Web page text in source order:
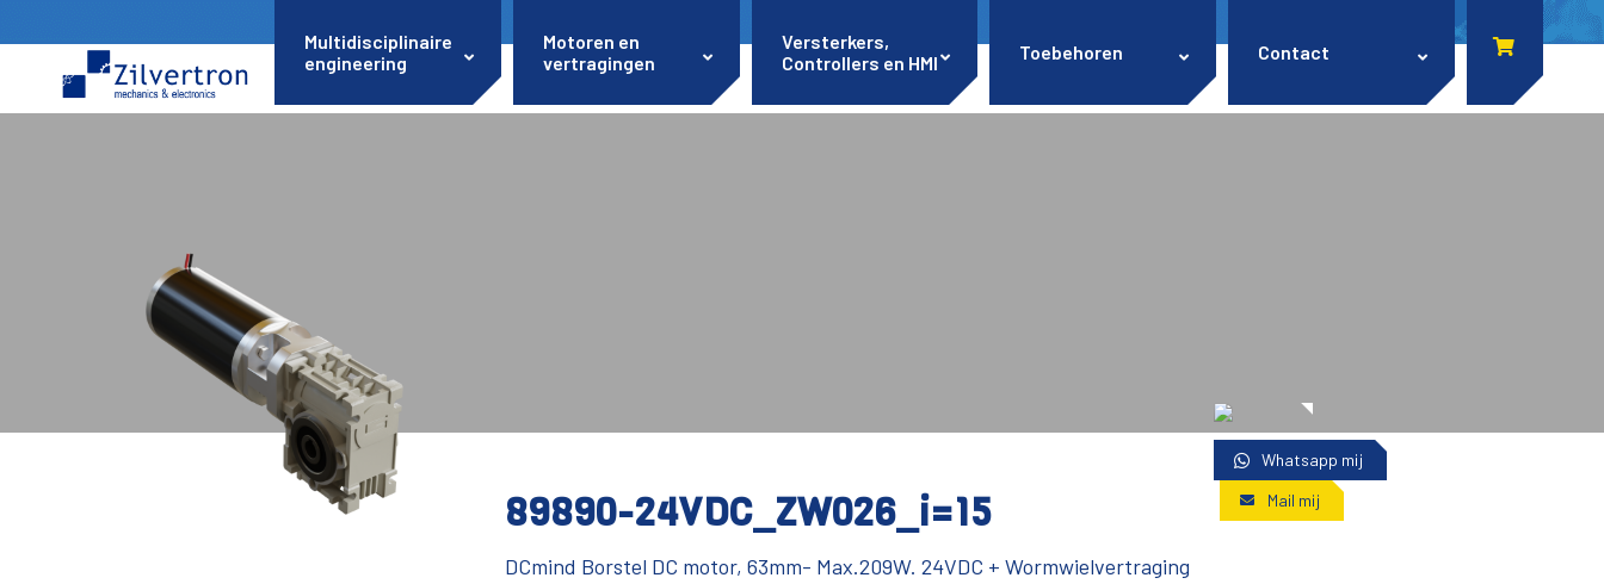
Multidisciplinaire
engineering
Motoren en
vertragingen
Versterkers,
Controllers en HMI
Toebehoren Contact
Whatsapp mij
Mail mij
89890-24VDC_ZW026_i=15
DCmind Borstel DC motor, 63mm- Max.209W. 24VDC + Wormwielvertraging